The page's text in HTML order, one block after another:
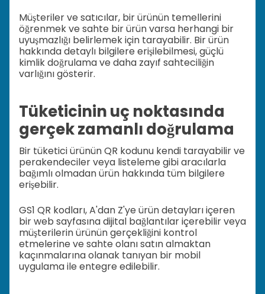
Müşteriler ve satıcılar, bir ürünün temellerini
öğrenmek ve sahte bir ürün varsa herhangi bir
uyuşmazlığı belirlemek için tarayabilir. Bir ürün
hakkında detaylı bilgilere erişilebilmesi, güçlü
kimlik doğrulama ve daha zayıf sahteciliğin
varlığını gösterir.
Tüketicinin uç noktasında
gerçek zamanlı doğrulama
Bir tüketici ürünün QR kodunu kendi tarayabilir ve
perakendeciler veya listeleme gibi aracılarla
bağımlı olmadan ürün hakkında tüm bilgilere
erişebilir.
GS1 QR kodları, A'dan Z'ye ürün detayları içeren
bir web sayfasına dijital bağlantılar içerebilir veya
müşterilerin ürünün gerçekliğini kontrol
etmelerine ve sahte olanı satın almaktan
kaçınmalarına olanak tanıyan bir mobil
uygulama ile entegre edilebilir.